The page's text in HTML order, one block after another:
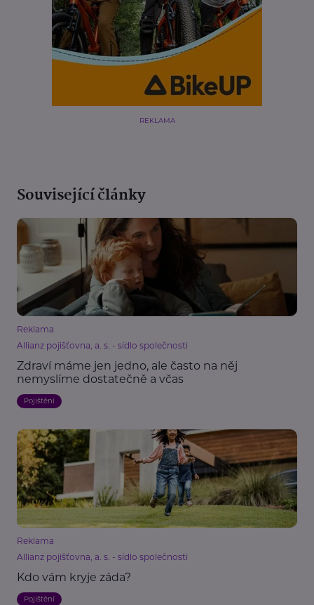
REKLAMA
Související články
Reklama
Allianz pojišťovna, a. s. - sídlo společnosti
Zdraví máme jen jedno, ale často na něj
nemyslíme dostatečně a včas
Pojištění
Reklama
Allianz pojišťovna, a. s. - sídlo společnosti
Kdo vám kryje záda?
Pojištění